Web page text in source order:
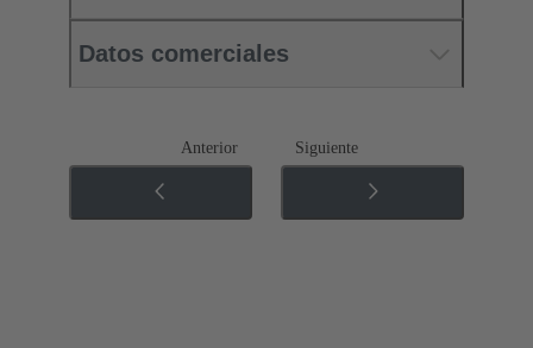
Datos comerciales
Anterior Siguiente